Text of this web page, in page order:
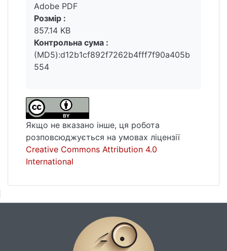
Adobe PDF
Розмір :
857.14 KB
Контрольна сума :
(MD5):d12b1cf892f7262b4fff7f90a405b
554
Якщо не вказано інше, ця робота
розповсюджується на умовах ліцензії
Creative Commons Attribution 4.0
International